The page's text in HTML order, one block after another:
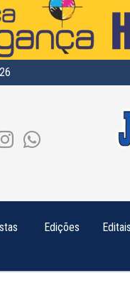
Edições Editais